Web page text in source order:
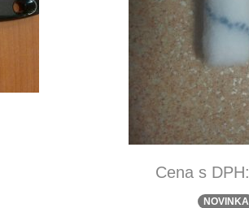
Cena s DPH:
NOVINKA